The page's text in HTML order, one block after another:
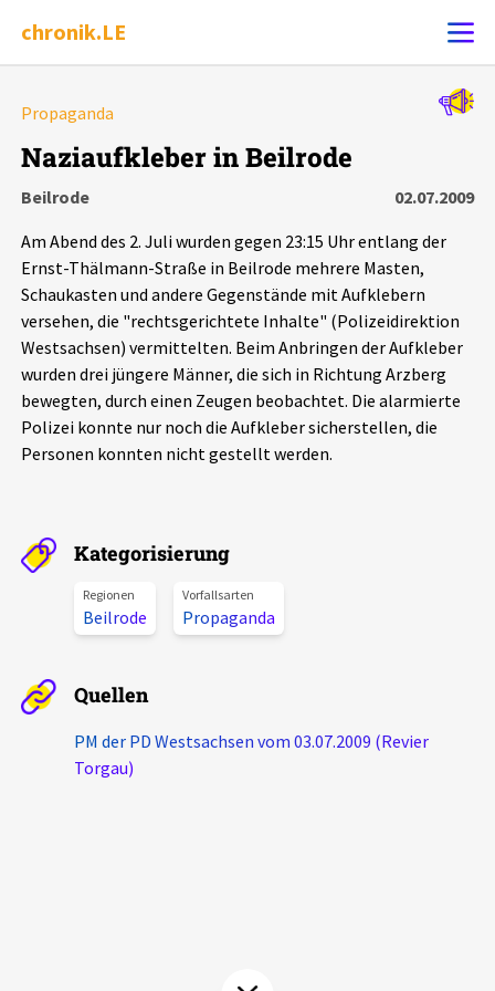
chronik.LE
Chronik
Dossiers
Leipziger Zustände
Schlaglichter
Phänomene
Veranstaltungen
Podcasts
Über uns
Kontakt
Unterstützer_innen
Spenden
Propaganda
Naziaufkleber in Beilrode
Beilrode
02.07.2009
Am Abend des 2. Juli wurden gegen 23:15 Uhr entlang der
Ernst-Thälmann-Straße in Beilrode mehrere Masten,
Schaukasten und andere Gegenstände mit Aufklebern
versehen, die "rechtsgerichtete Inhalte" (Polizeidirektion
Westsachsen) vermittelten. Beim Anbringen der Aufkleber
wurden drei jüngere Männer, die sich in Richtung Arzberg
bewegten, durch einen Zeugen beobachtet. Die alarmierte
Polizei konnte nur noch die Aufkleber sicherstellen, die
Personen konnten nicht gestellt werden.
Kategorisierung
Regionen
Beilrode
Vorfallsarten
Propaganda
Quellen
PM der PD Westsachsen vom 03.07.2009 (Revier
Torgau)
Alle Ereignisse
Ereignisse
Ereignisse
Exportieren Filter Erklärungen